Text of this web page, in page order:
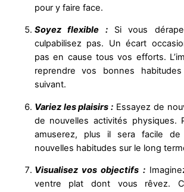
pour y faire face.
Soyez flexible :Si vous
culpabilisez pas. Un écart
pas en cause tous vos efforts.
reprendre vos bonnes
suivant.
Variez les plaisirs : Essayez de
de nouvelles activités physiques.
amuserez, plus il sera facile de
nouvelles habitudes sur le long
Visualisez vos objectifs :
ventre plat dont vous rêvez.